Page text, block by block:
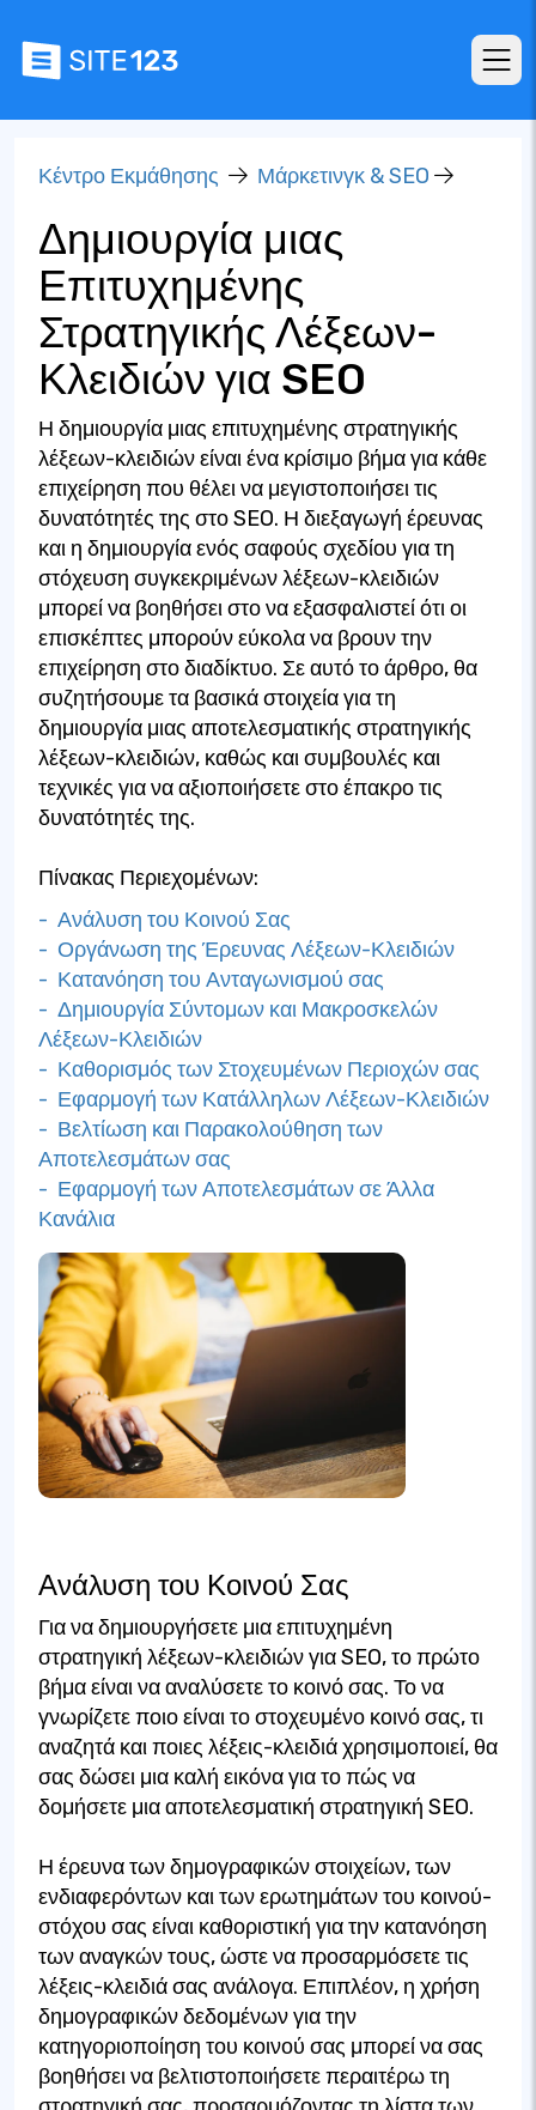
Κέντρο Εκμάθησης Μάρκετινγκ & SEO
Δημιουργία μιας
Επιτυχημένης
Στρατηγικής Λέξεων-
Κλειδιών για SEO
Η δημιουργία μιας επιτυχημένης στρατηγικής
λέξεων-κλειδιών είναι ένα κρίσιμο βήμα για κάθε
επιχείρηση που θέλει να μεγιστοποιήσει τις
δυνατότητές της στο SEO. Η διεξαγωγή έρευνας
και η δημιουργία ενός σαφούς σχεδίου για τη
στόχευση συγκεκριμένων λέξεων-κλειδιών
μπορεί να βοηθήσει στο να εξασφαλιστεί ότι οι
επισκέπτες μπορούν εύκολα να βρουν την
επιχείρηση στο διαδίκτυο. Σε αυτό το άρθρο, θα
συζητήσουμε τα βασικά στοιχεία για τη
δημιουργία μιας αποτελεσματικής στρατηγικής
λέξεων-κλειδιών, καθώς και συμβουλές και
τεχνικές για να αξιοποιήσετε στο έπακρο τις
δυνατότητές της.
Πίνακας Περιεχομένων:
- Ανάλυση του Κοινού Σας
- Οργάνωση της Έρευνας Λέξεων-Κλειδιών
- Κατανόηση του Ανταγωνισμού σας
- Δημιουργία Σύντομων και Μακροσκελών
Λέξεων-Κλειδιών
- Καθορισμός των Στοχευμένων Περιοχών σας
- Εφαρμογή των Κατάλληλων Λέξεων-Κλειδιών
- Βελτίωση και Παρακολούθηση των
Αποτελεσμάτων σας
- Εφαρμογή των Αποτελεσμάτων σε Άλλα
Κανάλια
Ανάλυση του Κοινού Σας
Για να δημιουργήσετε μια επιτυχημένη
στρατηγική λέξεων-κλειδιών για SEO, το πρώτο
βήμα είναι να αναλύσετε το κοινό σας. Το να
γνωρίζετε ποιο είναι το στοχευμένο κοινό σας, τι
αναζητά και ποιες λέξεις-κλειδιά χρησιμοποιεί, θα
σας δώσει μια καλή εικόνα για το πώς να
δομήσετε μια αποτελεσματική στρατηγική SEO.
Η έρευνα των δημογραφικών στοιχείων, των
ενδιαφερόντων και των ερωτημάτων του κοινού-
στόχου σας είναι καθοριστική για την κατανόηση
των αναγκών τους, ώστε να προσαρμόσετε τις
λέξεις-κλειδιά σας ανάλογα. Επιπλέον, η χρήση
δημογραφικών δεδομένων για την
κατηγοριοποίηση του κοινού σας μπορεί να σας
βοηθήσει να βελτιστοποιήσετε περαιτέρω τη